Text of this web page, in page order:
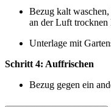
Bezug kalt
an der Luft trocknen
Unterlage mit
Schritt 4: Auffrischen
Bezug gegen ein